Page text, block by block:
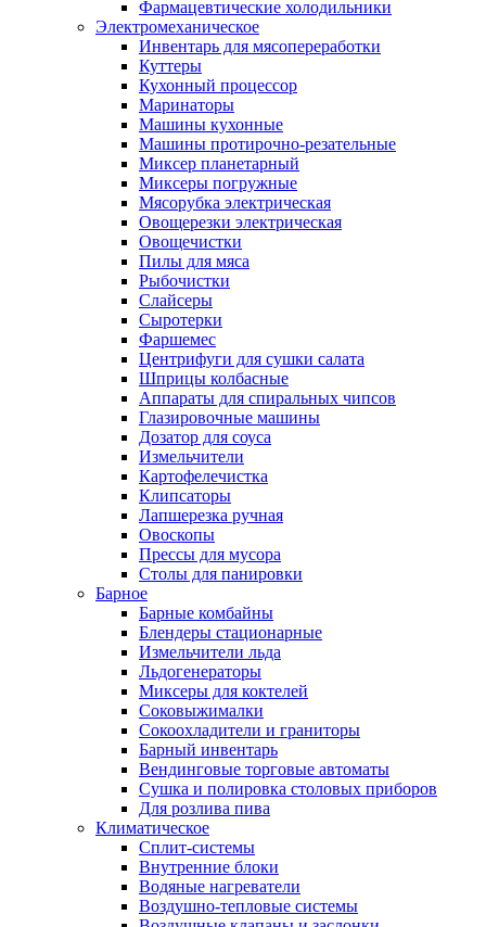
Фармацевтические холодильники
Электромеханическое
Инвентарь для мясопереработки
Куттеры
Кухонный процессор
Маринаторы
Машины кухонные
Машины протирочно-резательные
Миксер планетарный
Миксеры погружные
Мясорубка электрическая
Овощерезки электрическая
Овощечистки
Пилы для мяса
Рыбочистки
Слайсеры
Сыротерки
Фаршемес
Центрифуги для сушки салата
Шприцы колбасные
Аппараты для спиральных чипсов
Глазировочные машины
Дозатор для соуса
Измельчители
Картофелечистка
Клипсаторы
Лапшерезка ручная
Овоскопы
Прессы для мусора
Столы для панировки
Барное
Барные комбайны
Блендеры стационарные
Измельчители льда
Льдогенераторы
Миксеры для коктелей
Соковыжималки
Сокоохладители и граниторы
Барный инвентарь
Вендинговые торговые автоматы
Сушка и полировка столовых приборов
Для розлива пива
Климатическое
Сплит-системы
Внутренние блоки
Водяные нагреватели
Воздушно-тепловые системы